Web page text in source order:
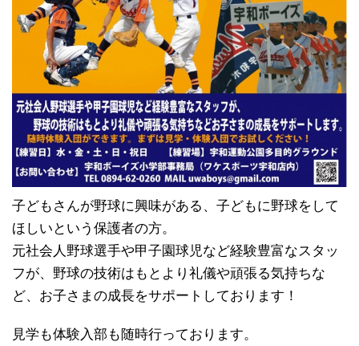
子どもさんが野球に興味がある、子どもに野球をして
ほしいという保護者の方。
元社会人野球選手や甲子園球児など経験豊富なスタッ
フが、野球の技術はもとより礼儀や頑張る気持ちな
ど、お子さまの成長をサポートしております！
見学も体験入部も随時行っております。